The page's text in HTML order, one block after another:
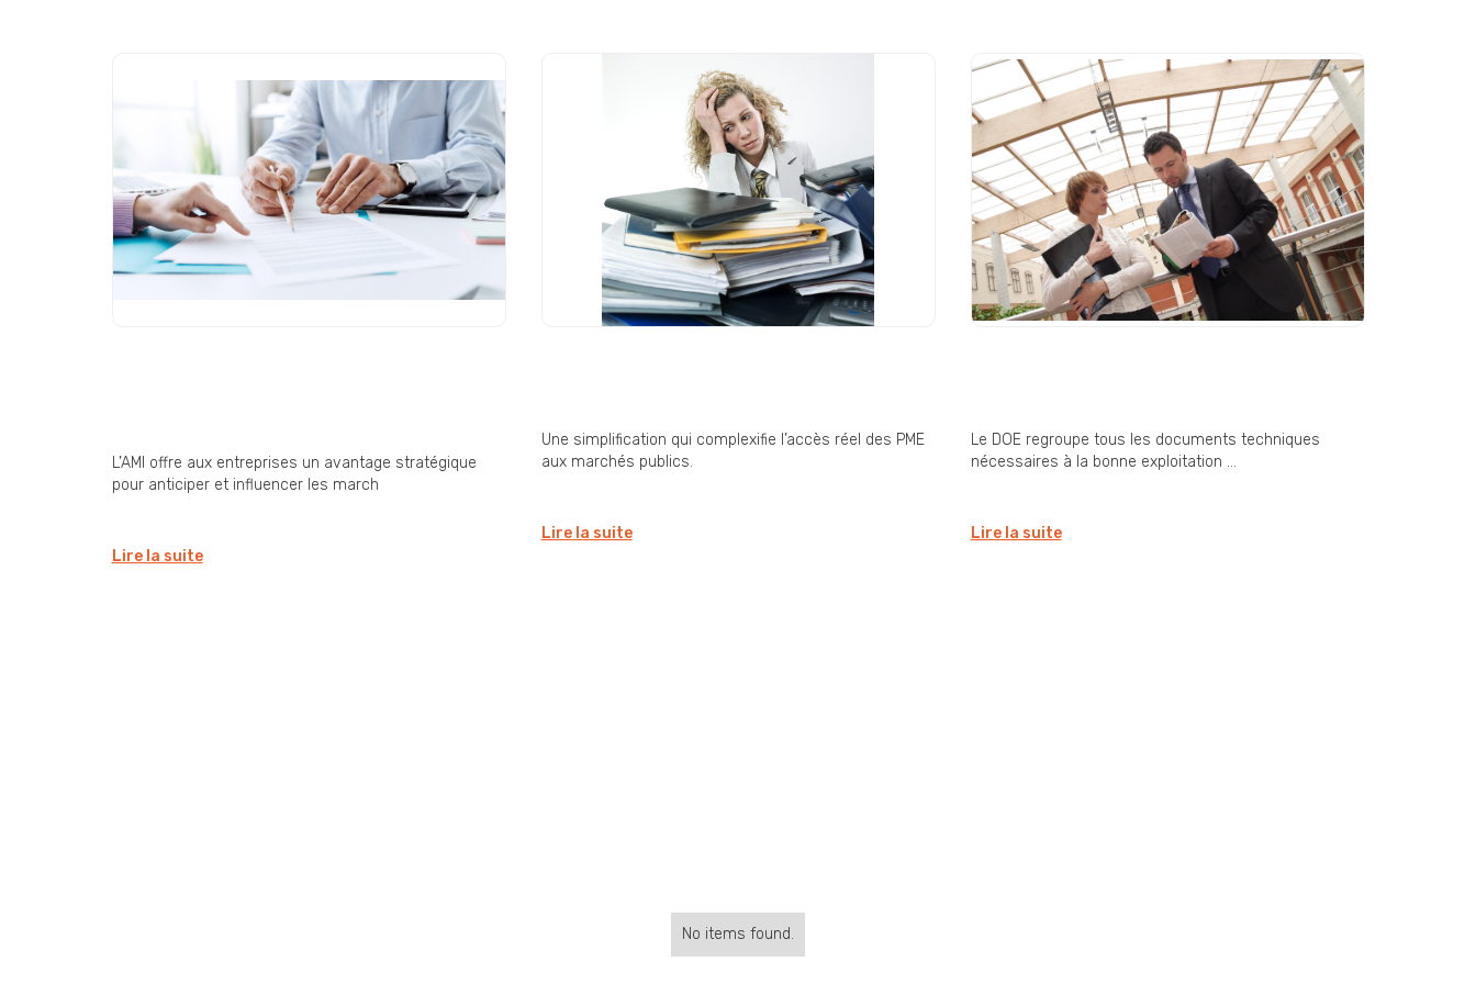
L’AMI offre aux entreprises un avantage stratégique
pour anticiper et influencer les march
Lire la suite
Une simplification qui complexifie l’accès réel des PME
aux marchés publics.
Lire la suite
Le DOE regroupe tous les documents techniques
nécessaires à la bonne exploitation ...
Lire la suite
No items found.